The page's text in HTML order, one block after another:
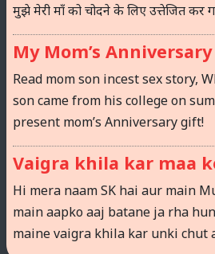
मुझे मेरी माँ को चोदने के लिए उत्तेजित कर
My Mom’s
Read mom son incest sex story,
son came from his college on
present mom’s Anniversary gift!
Vaigra khila kar maa
Hi mera naam SK hai aur main
main aapko aaj batane ja rha
maine vaigra khila kar unki chut